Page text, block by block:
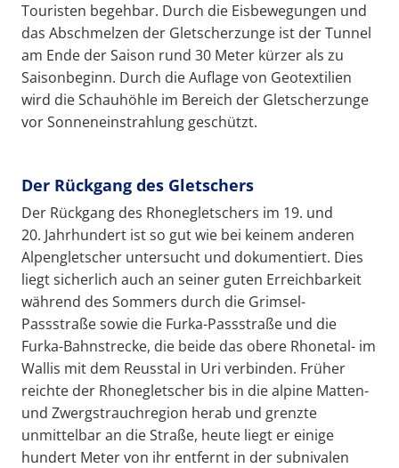
Touristen begehbar. Durch die Eisbewegungen und
das Abschmelzen der Gletscherzunge ist der Tunnel
am Ende der Saison rund 30 Meter kürzer als zu
Saisonbeginn. Durch die Auflage von Geotextilien
wird die Schauhöhle im Bereich der Gletscherzunge
vor Sonneneinstrahlung geschützt.
Der Rückgang des Gletschers
Der Rückgang des Rhonegletschers im 19. und
20. Jahrhundert ist so gut wie bei keinem anderen
Alpengletscher untersucht und dokumentiert. Dies
liegt sicherlich auch an seiner guten Erreichbarkeit
während des Sommers durch die Grimsel-
Passstraße sowie die Furka-Passstraße und die
Furka-Bahnstrecke, die beide das obere Rhonetal- im
Wallis mit dem Reusstal in Uri verbinden. Früher
reichte der Rhonegletscher bis in die alpine Matten-
und Zwergstrauchregion herab und grenzte
unmittelbar an die Straße, heute liegt er einige
hundert Meter von ihr entfernt in der subnivalen